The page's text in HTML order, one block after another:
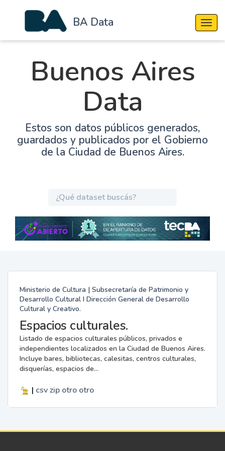
BA Data
Buenos Aires
Data
Estos son datos públicos generados,
guardados y publicados por el Gobierno
de la Ciudad de Buenos Aires.
Ministerio de Cultura | Subsecretaría de Patrimonio y
Desarrollo Cultural I Dirección General de Desarrollo
Cultural y Creativo.
Espacios culturales.
Listado de espacios culturales públicos, privados e
independientes localizados en la Ciudad de Buenos Aires.
Incluye bares, bibliotecas, calesitas, centros culturales,
disquerías, espacios de...
| csv zip otro otro